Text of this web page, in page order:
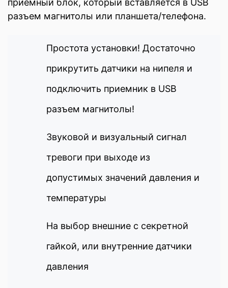
разъем магнитолы или планшета/телефона.
Простота установки! Достаточно
прикрутить датчики на нипеля и
подключить приемник в USB
разъем магнитолы!
Звуковой и визуальный сигнал
тревоги при выходе из
допустимых значений давления и
температуры
На выбор внешние с секретной
гайкой, или внутренние датчики
давления